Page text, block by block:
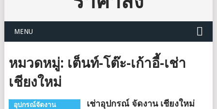
MENU
หมวดหมู่: เต็นท์-โต๊ะ-เก้าอี้-เช่า
เชียงใหม่
อุปกรณ์จัดงาน
เช่าอุปกรณ์ จัดงาน เชียงใหม่